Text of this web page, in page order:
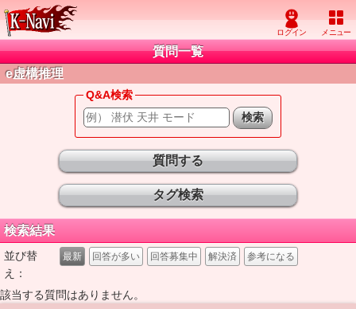
質問一覧
e虚構推理
Q&A検索
質問する
タグ検索
検索結果
並び替
え：
最新 回答が多い 回答募集中 解決済 参考になる
該当する質問はありません。